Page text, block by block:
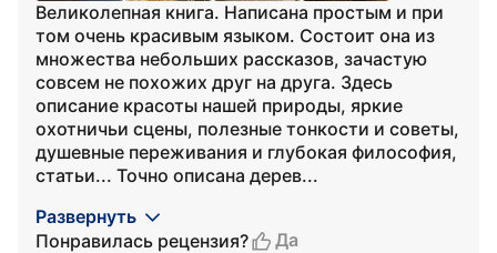
Великолепная книга. Написана простым и при
том очень красивым языком. Состоит она из
множества небольших рассказов, зачастую
совсем не похожих друг на друга. Здесь
описание красоты нашей природы, яркие
охотничьи сцены, полезные тонкости и советы,
душевные переживания и глубокая философия,
статьи... Точно описана дерев...
Развернуть
Понравилась рецензия?
Да